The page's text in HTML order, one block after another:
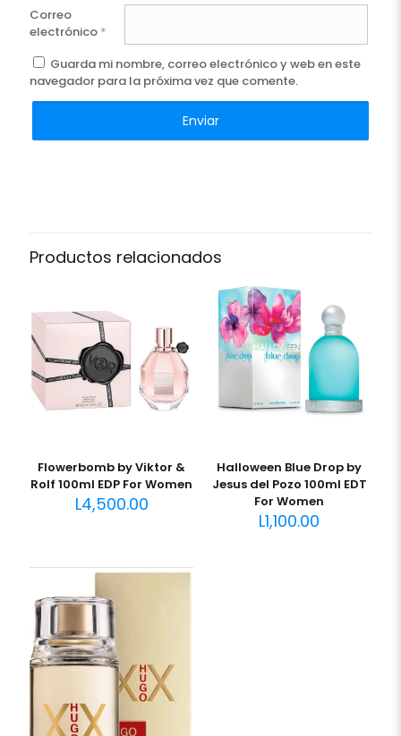
Correo
electrónico *
Guarda mi nombre, correo electrónico y web en este
navegador para la próxima vez que comente.
Productos relacionados
Flowerbomb by Viktor &
Rolf 100ml EDP For Women
L4,500.00
Halloween Blue Drop by
Jesus del Pozo 100ml EDT
For Women
L1,100.00